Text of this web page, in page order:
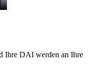
Ihre DAI werden an Ihre